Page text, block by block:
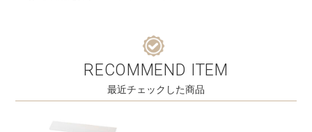
RECOMMEND ITEM
最近チェックした商品